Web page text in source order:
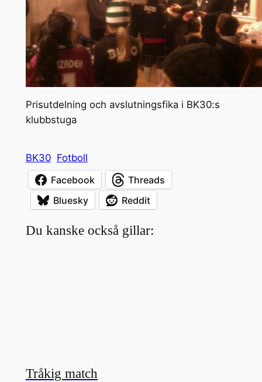
Prisutdelning och avslutningsfika i BK30:s
klubbstuga
BK30 Fotboll
Facebook
Threads
Bluesky
Reddit
Du kanske också gillar:
Tråkig match